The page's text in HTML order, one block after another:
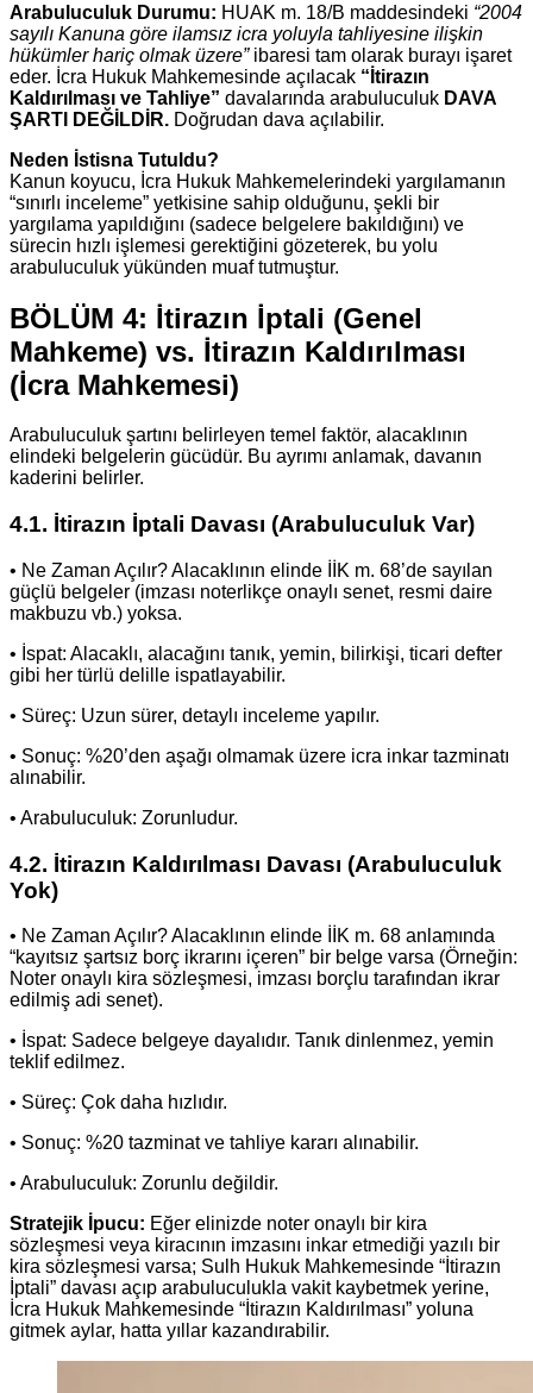
Arabuluculuk Durumu: HUAK m. 18/B maddesindeki “2004
sayılı Kanuna göre ilamsız icra yoluyla tahliyesine ilişkin
hükümler hariç olmak üzere”ibaresi tam olarak burayı işaret
eder. İcra Hukuk Mahkemesinde açılacak “İtirazın
Kaldırılması ve Tahliye” davalarında arabuluculuk DAVA
ŞARTI DEĞİLDİR. Doğrudan dava açılabilir.
Neden İstisna Tutuldu?
Kanun koyucu, İcra Hukuk Mahkemelerindeki yargılamanın
“sınırlı inceleme” yetkisine sahip olduğunu, şekli bir
yargılama yapıldığını (sadece belgelere bakıldığını) ve
sürecin hızlı işlemesi gerektiğini gözeterek, bu yolu
arabuluculuk yükünden muaf tutmuştur.
BÖLÜM 4: İtirazın İptali (Genel
Mahkeme) vs. İtirazın Kaldırılması
(İcra Mahkemesi)
Arabuluculuk şartını belirleyen temel faktör, alacaklının
elindeki belgelerin gücüdür. Bu ayrımı anlamak, davanın
kaderini belirler.
4.1. İtirazın İptali Davası (Arabuluculuk Var)
• Ne Zaman Açılır? Alacaklının elinde İİK m. 68’de sayılan
güçlü belgeler (imzası noterlikçe onaylı senet, resmi daire
makbuzu vb.) yoksa.
• İspat: Alacaklı, alacağını tanık, yemin, bilirkişi, ticari defter
gibi her türlü delille ispatlayabilir.
• Süreç: Uzun sürer, detaylı inceleme yapılır.
• Sonuç: %20’den aşağı olmamak üzere icra inkar tazminatı
alınabilir.
• Arabuluculuk: Zorunludur.
4.2. İtirazın Kaldırılması Davası (Arabuluculuk
Yok)
• Ne Zaman Açılır? Alacaklının elinde İİK m. 68 anlamında
“kayıtsız şartsız borç ikrarını içeren” bir belge varsa (Örneğin:
Noter onaylı kira sözleşmesi, imzası borçlu tarafından ikrar
edilmiş adi senet).
• İspat: Sadece belgeye dayalıdır. Tanık dinlenmez, yemin
teklif edilmez.
• Süreç: Çok daha hızlıdır.
• Sonuç: %20 tazminat ve tahliye kararı alınabilir.
• Arabuluculuk: Zorunlu değildir.
Stratejik İpucu: Eğer elinizde noter onaylı bir kira
sözleşmesi veya kiracının imzasını inkar etmediği yazılı bir
kira sözleşmesi varsa; Sulh Hukuk Mahkemesinde “İtirazın
İptali” davası açıp arabuluculukla vakit kaybetmek yerine,
İcra Hukuk Mahkemesinde “İtirazın Kaldırılması” yoluna
gitmek aylar, hatta yıllar kazandırabilir.